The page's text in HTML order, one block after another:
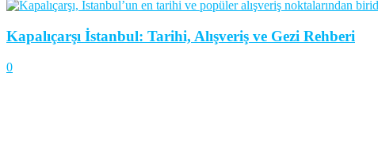
Kapalıçarşı İstanbul: Tarihi, Alışveriş ve Gezi Rehberi
0